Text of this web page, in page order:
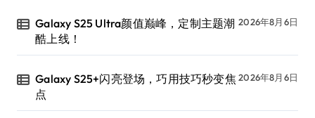
Galaxy S25 Ultra颜值巅峰，定制主题潮
酷上线！
2026年8月6日
Galaxy S25+闪亮登场，巧用技巧秒变焦
点
2026年8月6日